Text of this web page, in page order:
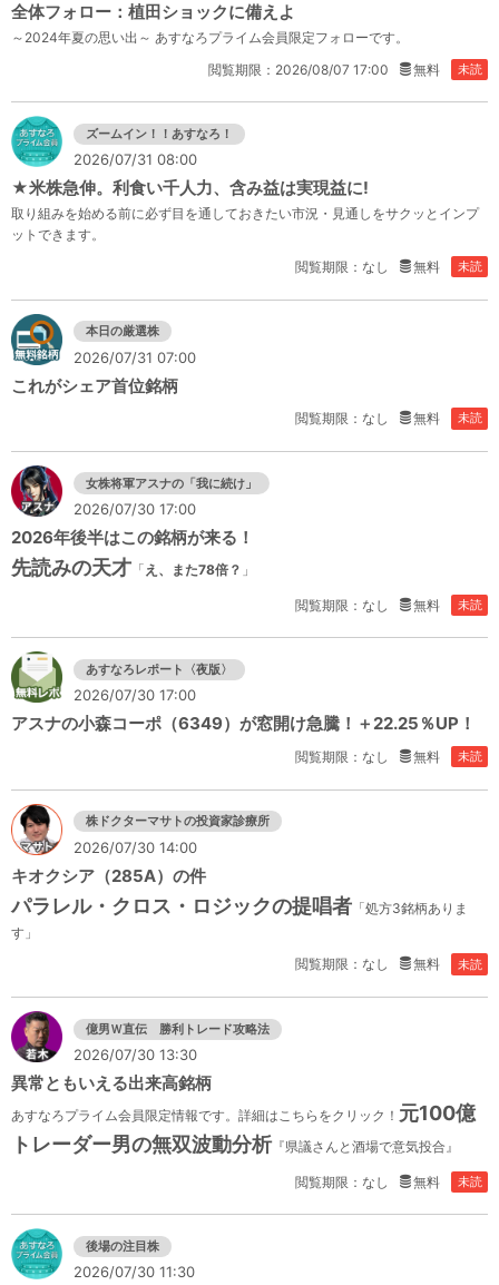
全体フォロー：植田ショックに備えよ
～2024年夏の思い出～ あすなろプライム会員限定フォローです。
未読
無料
閲覧期限：2026/08/07 17:00
ズームイン！！あすなろ！
2026/07/31 08:00
★米株急伸。利食い千人力、含み益は実現益に!
取り組みを始める前に必ず目を通しておきたい市況・見通しをサクッとインプ
ットできます。
未読
無料
閲覧期限：なし
本日の厳選株
2026/07/31 07:00
これがシェア首位銘柄
未読
無料
閲覧期限：なし
女株将軍アスナの「我に続け」
2026/07/30 17:00
2026年後半はこの銘柄が来る！
先読みの天才 「 え、また78倍？ 」
未読
無料
閲覧期限：なし
あすなろレポート〈夜版〉
2026/07/30 17:00
アスナの小森コーポ（6349）が窓開け急騰！＋22.25％UP！
未読
無料
閲覧期限：なし
株ドクターマサトの投資家診療所
2026/07/30 14:00
キオクシア（285A）の件
パラレル・クロス・ロジックの提唱者 「処方3銘柄ありま
す」
未読
無料
閲覧期限：なし
億男Ｗ直伝 勝利トレード攻略法
2026/07/30 13:30
異常ともいえる出来高銘柄
あすなろプライム会員限定情報です。詳細はこちらをクリック！ 元100億
トレーダー男の無双波動分析『県議さんと酒場で意気投合』
未読
無料
閲覧期限：なし
後場の注目株
2026/07/30 11:30